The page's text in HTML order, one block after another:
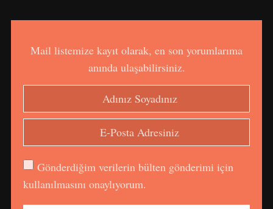
Mail listemize kayıt olarak, en son yorumlarıma
anında ulaşabilirsiniz.
Gönderdiğim verilerin bülten gönderimi için
kullanılmasını onaylıyorum.